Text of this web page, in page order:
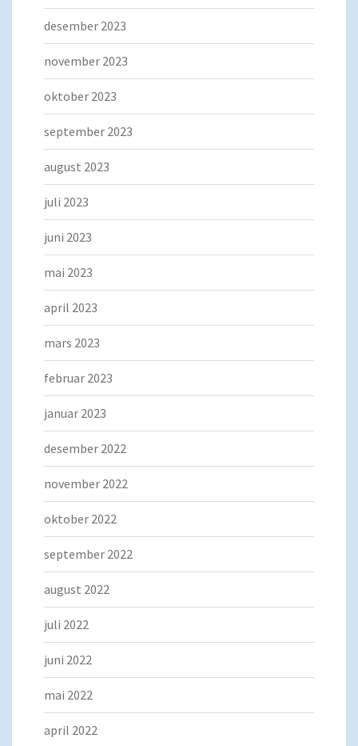
desember 2023
november 2023
oktober 2023
september 2023
august 2023
juli 2023
juni 2023
mai 2023
april 2023
mars 2023
februar 2023
januar 2023
desember 2022
november 2022
oktober 2022
september 2022
august 2022
juli 2022
juni 2022
mai 2022
april 2022